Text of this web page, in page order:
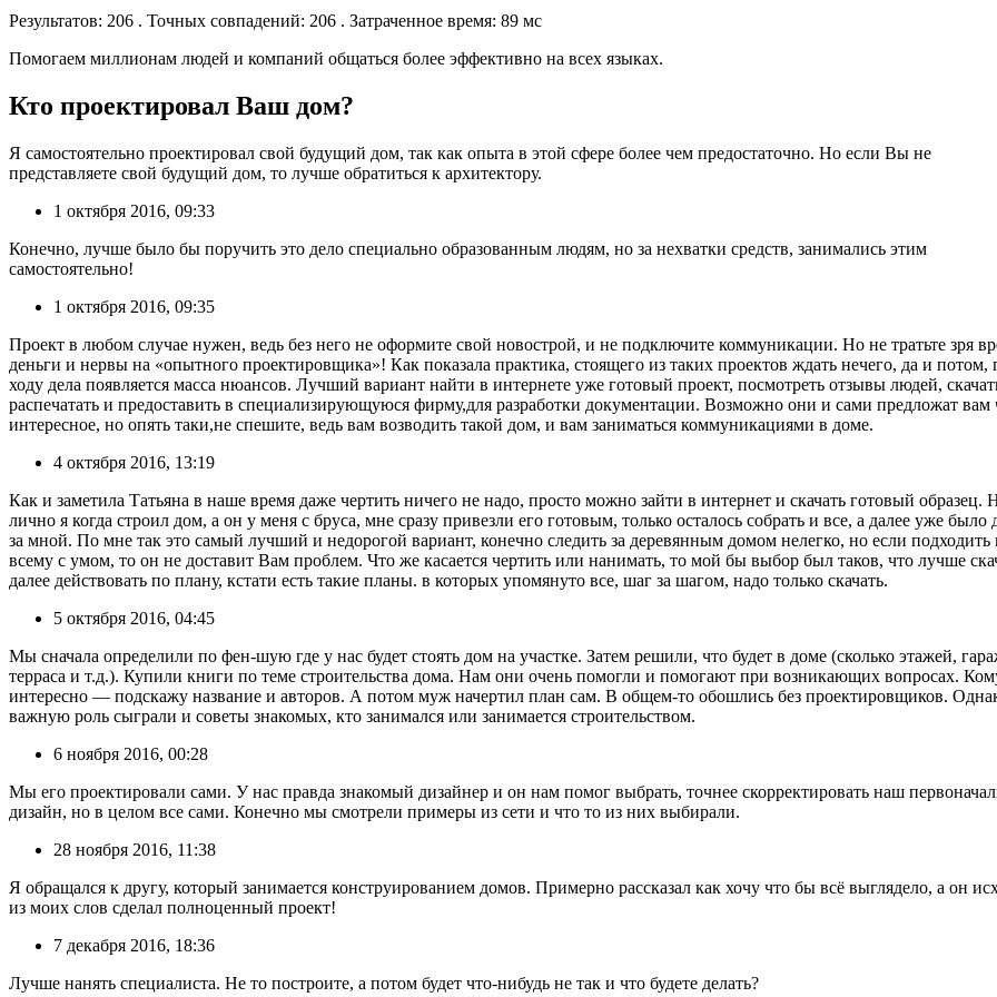
Результатов: 206 . Точных совпадений: 206 . Затраченное время: 89 мс
Помогаем миллионам людей и компаний общаться более эффективно на всех языках.
Кто проектировал Ваш дом?
Я самостоятельно проектировал свой будущий дом, так как опыта в этой сфере более чем предостаточно. Но если Вы не
представляете свой будущий дом, то лучше обратиться к архитектору.
1 октября 2016, 09:33
Конечно, лучше было бы поручить это дело специально образованным людям, но за нехватки средств, занимались этим
самостоятельно!
1 октября 2016, 09:35
Проект в любом случае нужен, ведь без него не оформите свой новострой, и не подключите коммуникации. Но не тратьте зря
деньги и нервы на «опытного проектировщика»! Как показала практика, стоящего из таких проектов ждать нечего, да и потом,
ходу дела появляется масса нюансов. Лучший вариант найти в интернете уже готовый проект, посмотреть отзывы людей,
распечатать и предоставить в специализирующуюся фирму,для разработки документации. Возможно они и сами предложат вам
интересное, но опять таки,не спешите, ведь вам возводить такой дом, и вам заниматься коммуникациями в доме.
4 октября 2016, 13:19
Как и заметила Татьяна в наше время даже чертить ничего не надо, просто можно зайти в интернет и скачать готовый образец.
лично я когда строил дом, а он у меня с бруса, мне сразу привезли его готовым, только осталось собрать и все, а далее уже было
за мной. По мне так это самый лучший и недорогой вариант, конечно следить за деревянным домом нелегко, но если подходить
всему с умом, то он не доставит Вам проблем. Что же касается чертить или нанимать, то мой бы выбор был таков, что лучше
далее действовать по плану, кстати есть такие планы. в которых упомянуто все, шаг за шагом, надо только скачать.
5 октября 2016, 04:45
Мы сначала определили по фен-шую где у нас будет стоять дом на участке. Затем решили, что будет в доме (сколько этажей,
терраса и т.д.). Купили книги по теме строительства дома. Нам они очень помогли и помогают при возникающих вопросах.
интересно — подскажу название и авторов. А потом муж начертил план сам. В общем-то обошлись без проектировщиков.
важную роль сыграли и советы знакомых, кто занимался или занимается строительством.
6 ноября 2016, 00:28
Мы его проектировали сами. У нас правда знакомый дизайнер и он нам помог выбрать, точнее скорректировать наш
дизайн, но в целом все сами. Конечно мы смотрели примеры из сети и что то из них выбирали.
28 ноября 2016, 11:38
Я обращался к другу, который занимается конструированием домов. Примерно рассказал как хочу что бы всё выглядело, а он
из моих слов сделал полноценный проект!
7 декабря 2016, 18:36
Лучше нанять специалиста. Не то построите, а потом будет что-нибудь не так и что будете делать?